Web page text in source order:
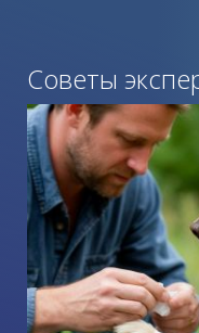
Советы